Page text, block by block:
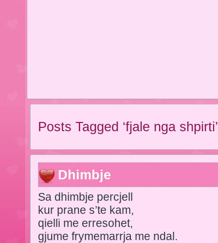
Posts Tagged ‘fjale nga shpirti’
Dhimbje
Sa dhimbje percjell
kur prane s’te kam,
qielli me erresohet,
gjume frymemarrja me ndal.